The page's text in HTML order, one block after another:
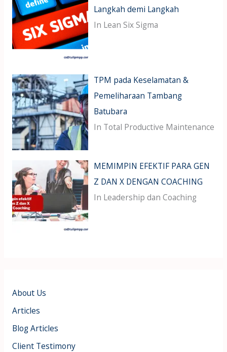
Langkah demi Langkah
In Lean Six Sigma
TPM pada Keselamatan &
Pemeliharaan Tambang
Batubara
In Total Productive Maintenance
MEMIMPIN EFEKTIF PARA GEN
Z DAN X DENGAN COACHING
In Leadership dan Coaching
About Us
Articles
Blog Articles
Client Testimony